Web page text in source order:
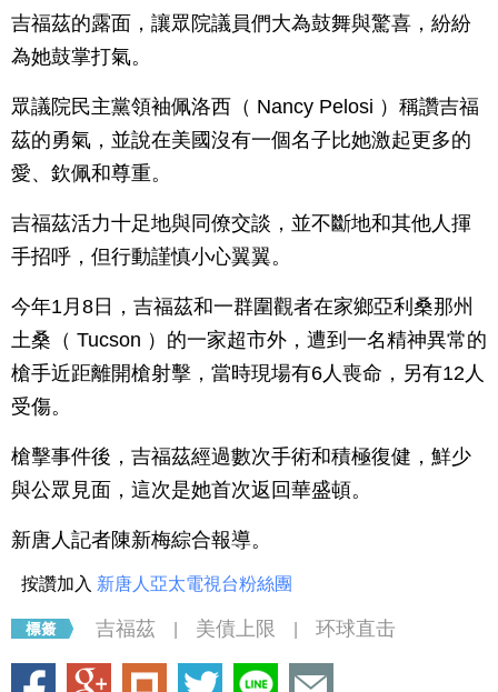
吉福茲的露面，讓眾院議員們大為鼓舞與驚喜，紛紛
為她鼓掌打氣。
眾議院民主黨領袖佩洛西（ Nancy Pelosi ）稱讚吉福
茲的勇氣，並說在美國沒有一個名子比她激起更多的
愛、欽佩和尊重。
吉福茲活力十足地與同僚交談，並不斷地和其他人揮
手招呼，但行動謹慎小心翼翼。
今年1月8日，吉福茲和一群圍觀者在家鄉亞利桑那州
土桑（ Tucson ）的一家超市外，遭到一名精神異常的
槍手近距離開槍射擊，當時現場有6人喪命，另有12人
受傷。
槍擊事件後，吉福茲經過數次手術和積極復健，鮮少
與公眾見面，這次是她首次返回華盛頓。
新唐人記者陳新梅綜合報導。
按讚加入 新唐人亞太電視台粉絲團
吉福茲 美債上限 环球直击